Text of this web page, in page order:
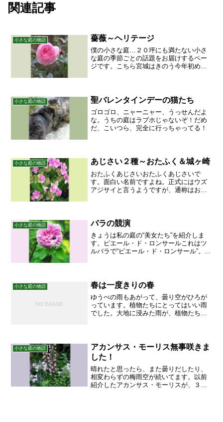
関連記事
小さな庭の物語 薔薇～ヘリテージ
僕の小さな庭…２０坪にも満たない小さ
な庭の季節ごとの話題をお届けするペー
ジです。こちら宮城はきのう今年初めて
す。花たちは、暑かった時...
小さな庭の物語 聖バレンタインデーの猫たち
ゴロゴロ、ニャーニャー、うっせんだよ
な。うちの庭はラブホじゃないぞ！だめ
だ、こいつら、完全に行っちゃってる！
小さな庭の物語 あじさい２種～おたふく＆城ヶ崎
おたふくあじさいおたふくあじさいで
す。面白い名前ですよね。正式にはウズ
アジサイと言うようですが、通称はおた
力のあじさいです。あじ...
小さな庭の物語 バラの競演
きょうは私の庭の“美女たち”を紹介しま
す。ピエール・ド・ロンサールこれはツ
ルバラで“ピエール・ド・ロンサール”。つ
ルメール・ムンス...
小さな庭の物語 春は一度きりの春
ゆうべの雨もあがって、曇り空がひろが
っています。植物たちにとってはいい雨
でした。大地に浸みた雨が、植物たちの
掛けタイプ。これくらいの...
小さな庭の物語
アカンサス・モーリス無事咲きま
した！
晴れたと思ったら、また曇りだしたり、
相変わらずの梅雨空が続いてます。以前
紹介したアカンサス・モーリスが、３本